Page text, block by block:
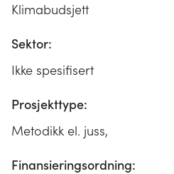
Klimabudsjett
Sektor:
Ikke spesifisert
Prosjekttype:
Metodikk el. juss,
Finansieringsordning: